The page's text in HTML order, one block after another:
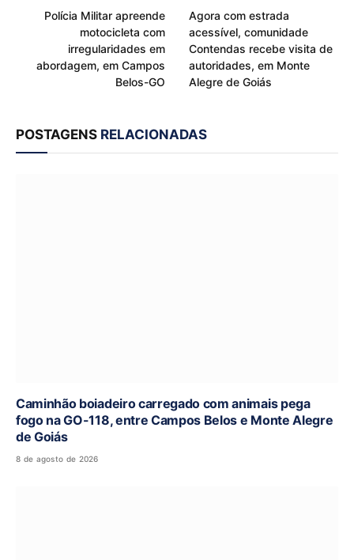
Polícia Militar apreende
motocicleta com
irregularidades em
abordagem, em Campos
Belos-GO
Agora com estrada
acessível, comunidade
Contendas recebe visita de
autoridades, em Monte
Alegre de Goiás
POSTAGENS RELACIONADAS
Caminhão boiadeiro carregado com animais pega
fogo na GO-118, entre Campos Belos e Monte Alegre
de Goiás
8 de agosto de 2026